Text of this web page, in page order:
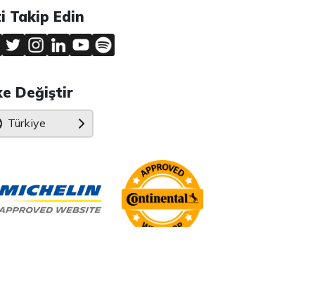
Takip Edin
Değiştir
Türkiye